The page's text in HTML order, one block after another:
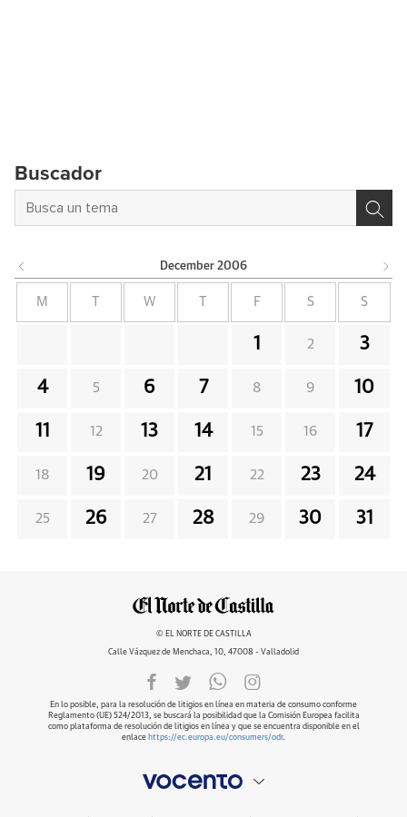
Buscador
December 2006
M W F S S
1 2 3
4 5 6 7 8 9 10
11 12 13 14 15 16 17
18 19 20 21 22 23 24
25 26 27 28 29 30 31
© EL NORTE DE CASTILLA
Calle Vázquez de Menchaca, 10, 47008 - Valladolid
En lo posible, para la resolución de litigios en línea en materia de consumo conforme
Reglamento (UE) 524/2013, se buscará la posibilidad que la Comisión Europea facilita
como plataforma de resolución de litigios en línea y que se encuentra disponible en el
enlace https://ec.europa.eu/consumers/odr.